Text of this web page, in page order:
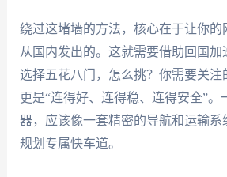
绕过这堵墙的方法，核心在于让你的
从国内发出的。这就需要借助回国加
选择五花八门，怎么挑？你需要关注
更是“连得好、连得稳、连得安全”。
器，应该像一套精密的导航和运输系
规划专属快车道。